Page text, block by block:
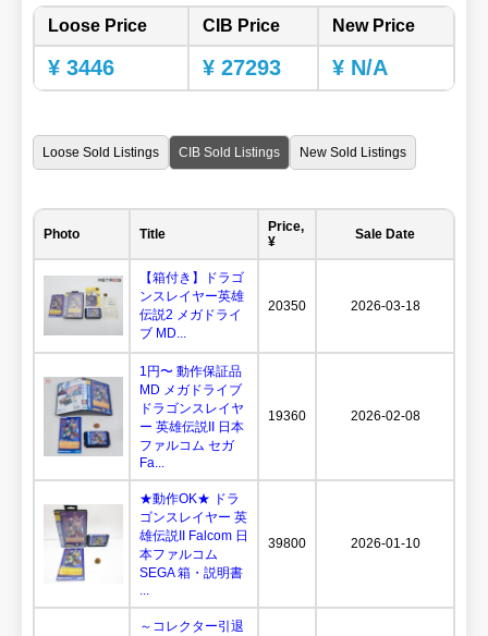
Loose Price CIB Price New Price
¥ 3446 ¥ 27293 ¥ N/A
Loose Sold Listings CIB Sold Listings New Sold Listings
Photo Title
Price,
¥
Sale Date
【箱付き】ドラゴ
ンスレイヤー英雄
伝説2 メガドライ
ブ MD...
20350 2026-03-18
1円〜 動作保証品
MD メガドライブ
ドラゴンスレイヤ
ー 英雄伝説II 日本
ファルコム セガ
Fa...
19360 2026-02-08
★動作OK★ ドラ
ゴンスレイヤー 英
雄伝説II Falcom 日
本ファルコム
SEGA 箱・説明書
...
39800 2026-01-10
～コレクター引退